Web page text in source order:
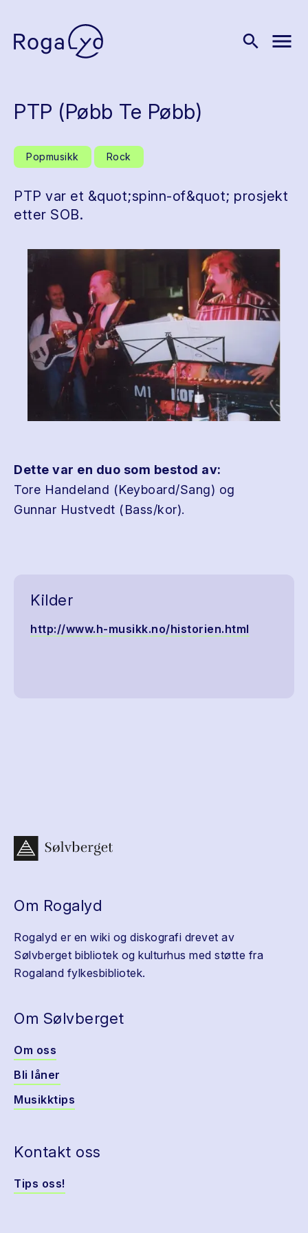
search menu
PTP (Pøbb Te Pøbb)
Popmusikk Rock
PTP var et &quot;spinn-of&quot; prosjekt
etter SOB.
Dette var en duo som bestod av:
Tore Handeland (Keyboard/Sang) og
Gunnar Hustvedt (Bass/kor).
Kilder
http://www.h-musikk.no/historien.html
Om Rogalyd
Rogalyd er en wiki og diskografi drevet av
Sølvberget bibliotek og kulturhus med støtte fra
Rogaland fylkesbibliotek.
Om Sølvberget
Om oss
Bli låner
Musikktips
Kontakt oss
Tips oss!